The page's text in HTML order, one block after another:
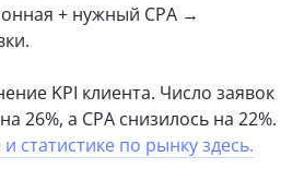
+ нужный CPA →
KPI клиента. Число заявок
26%, а CPA снизилось на 22%.
статистике по рынку здесь.